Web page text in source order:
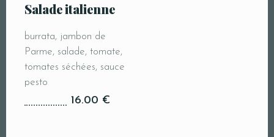
Salade italienne
burrata, jambon de
Parme, salade, tomate,
tomates séchées, sauce
pesto
16.00 €